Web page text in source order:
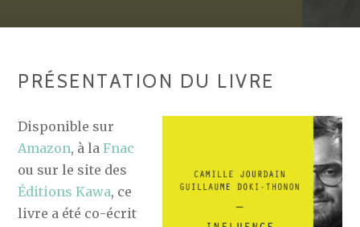
PRÉSENTATION DU LIVRE
Disponible sur
Amazon, à laFnac
ou sur le site des
Éditions Kawa, ce
livre a été co-écrit